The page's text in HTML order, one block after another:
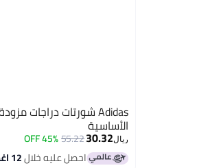
الأساسية
ريال30.32
55.22
45% OFF
احصل عليه خلال12 اغسطس